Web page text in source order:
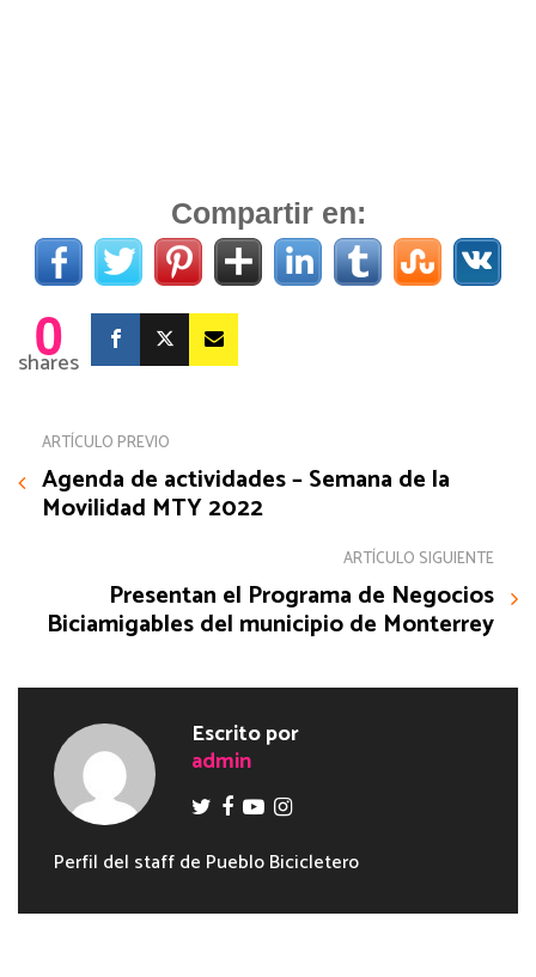
Compartir en:
0
shares
ARTÍCULO PREVIO
Agenda de actividades – Semana de la
Movilidad MTY 2022
ARTÍCULO SIGUIENTE
Presentan el Programa de Negocios
Biciamigables del municipio de Monterrey
Escrito por
admin
Perfil del staff de Pueblo Bicicletero